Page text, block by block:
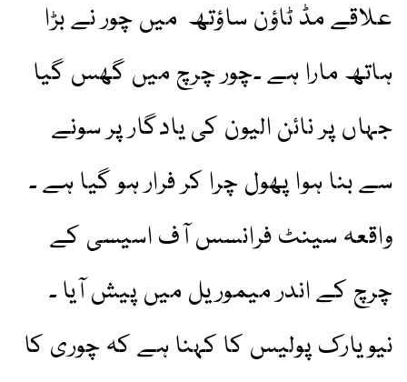
علاقے مڈ ٹاؤن ساؤتھ میں چور نے بڑا
ہاتھ مارا ہے ۔چور چرچ میں گھس گیا
جہاں پر نائن الیون کی یادگار پر سونے
سے بنا ہوا پھول چرا کر فرار ہو گیا ہے ۔
واقعہ سینٹ فرانسس آف اسیسی کے
چرچ کے اندر میموریل میں پیش آیا ۔
نیویارک پولیس کا کہنا ہے کہ چوری کا